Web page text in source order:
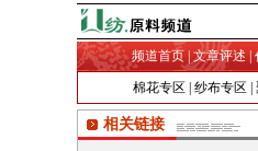
频道首页| 文章评述
棉花专区 纱布专区
相关链接